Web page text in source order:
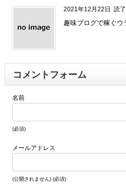
2021年12月22日 読
趣味ブログで稼ぐウ
コメントフォーム
名前
(必須)
メールアドレス
(公開されません) (必須)